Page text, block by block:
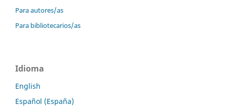
Para autores/as
Para bibliotecarios/as
Idioma
English
Español (España)